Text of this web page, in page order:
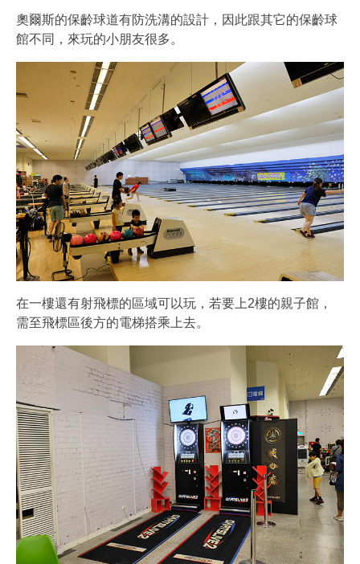
奧爾斯的保齡球道有防洗溝的設計，因此跟其它的保齡球
館不同，來玩的小朋友很多。
在一樓還有射飛標的區域可以玩，若要上2樓的親子館，
需至飛標區後方的電梯搭乘上去。